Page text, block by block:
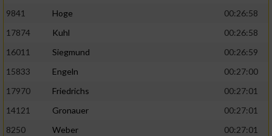
9841
Hoge
00:26:58
17874
Kuhl
00:26:58
16011
Siegmund
00:26:59
15833
Engeln
00:27:00
17970
Friedrichs
00:27:01
14121
Gronauer
00:27:01
8250
Weber
00:27:01